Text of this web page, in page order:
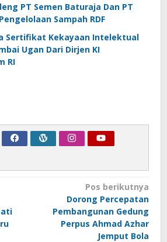
PT Semen Baturaja Dan PT
Sampah RDF
Sertifikat Kekayaan Intelektual
Ugan Dari Dirjen KI
RI
Pos berikutnya
Dorong Percepatan
Pembangunan Gedung
Perpus Ahmad Azhar
Jemput Bola